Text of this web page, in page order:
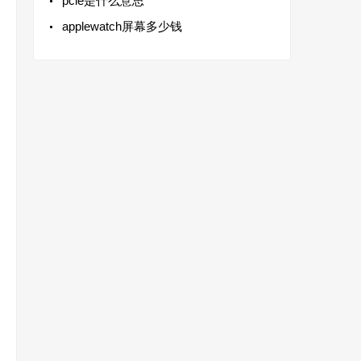
applewatch屏幕多少钱